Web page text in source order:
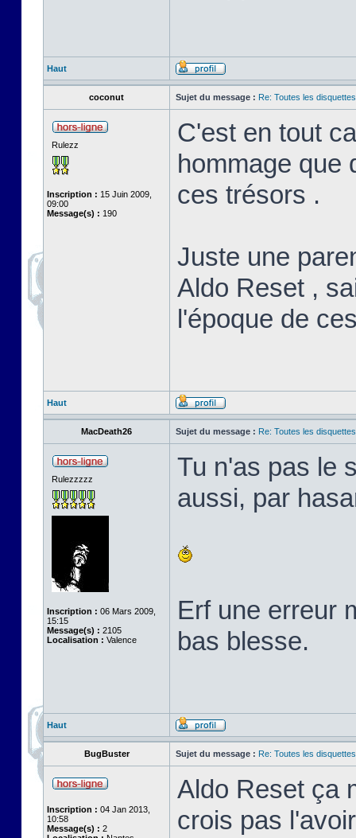
Haut
coconut Sujet du message : Re: Toutes les
Rulezz
Inscription : 15 Juin 2009,
09:00
Message(s) : 190
C'est en tout
hommage que
ces trésors .
Juste une
Aldo Reset ,
l'époque de
Haut
MacDeath26 Sujet du message : Re: Toutes les
Rulezzzzz
Inscription : 06 Mars 2009,
15:15
Message(s) : 2105
Localisation : Valence
Tu n'as pas le
aussi, par
Erf une erreur
bas blesse.
Haut
BugBuster Sujet du message : Re: Toutes les
Inscription : 04 Jan 2013,
10:58
Message(s) : 2
Aldo Reset ça
crois pas